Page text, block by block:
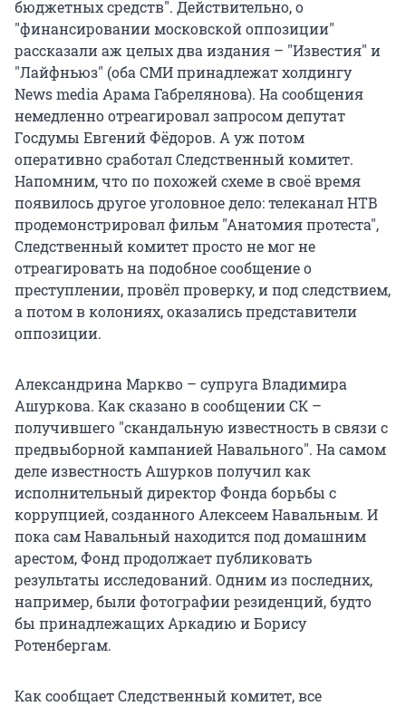
бюджетных средств". Действительно, о
"финансировании московской оппозиции"
рассказали аж целых два издания – "Известия" и
"Лайфньюз" (оба СМИ принадлежат холдингу
News media Арама Габрелянова). На сообщения
немедленно отреагировал запросом депутат
Госдумы Евгений Фёдоров. А уж потом
оперативно сработал Следственный комитет.
Напомним, что по похожей схеме в своё время
появилось другое уголовное дело: телеканал НТВ
продемонстрировал фильм "Анатомия протеста",
Следственный комитет просто не мог не
отреагировать на подобное сообщение о
преступлении, провёл проверку, и под следствием,
а потом в колониях, оказались представители
оппозиции.
Александрина Маркво – супруга Владимира
Ашуркова. Как сказано в сообщении СК –
получившего "скандальную известность в связи с
предвыборной кампанией Навального". На самом
деле известность Ашурков получил как
исполнительный директор Фонда борьбы с
коррупцией, созданного Алексеем Навальным. И
пока сам Навальный находится под домашним
арестом, Фонд продолжает публиковать
результаты исследований. Одним из последних,
например, были фотографии резиденций, будто
бы принадлежащих Аркадию и Борису
Ротенбергам.
Как сообщает Следственный комитет, все